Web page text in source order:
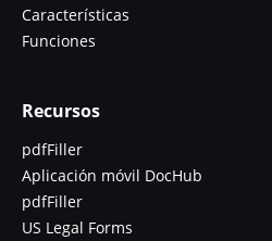
Características
Funciones
Recursos
pdfFiller
Aplicación móvil DocHub
pdfFiller
US Legal Forms